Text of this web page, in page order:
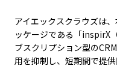
アイエックスクラウズは
ッケージである「inspirX
ブスクリプション型の
用を抑制し、短期間で提